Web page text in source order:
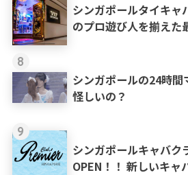
シンガポールタイキャ
のプロ遊び人を揃えた
8
シンガポールの24時
怪しいの？
9
シンガポールキャバク
OPEN！！ 新しいキャ